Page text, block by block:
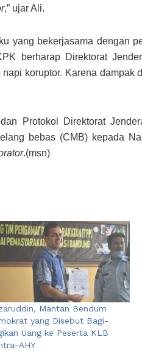
,” ujar Ali.
yang bekerjasama dengan
berharap Direktorat
koruptor. Karena dampak
Protokol Direktorat
bebas (CMB) kepada
.(msn)
Mantan Bendum
yang Disebut Bagi-
Uang ke Peserta KLB
AHY